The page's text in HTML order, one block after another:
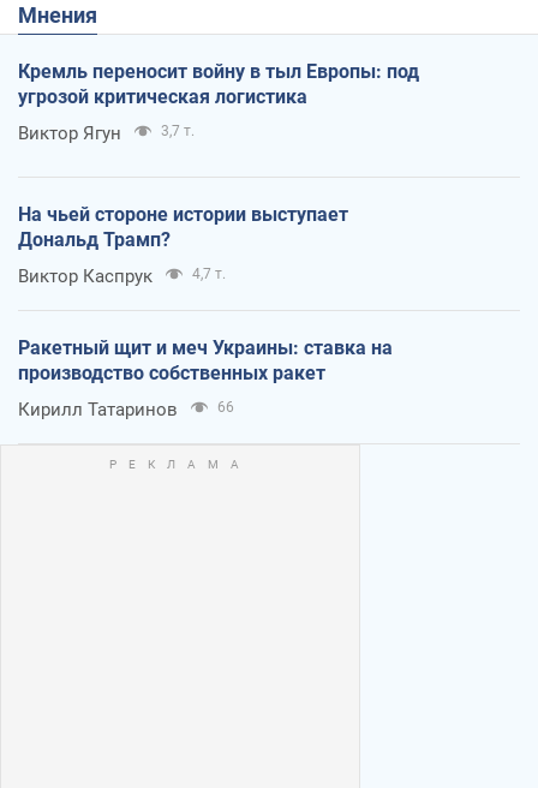
Мнения
Кремль переносит войну в тыл Европы: под
угрозой критическая логистика
Виктор Ягун 3,7 т.
На чьей стороне истории выступает
Дональд Трамп?
Виктор Каспрук 4,7 т.
Ракетный щит и меч Украины: ставка на
производство собственных ракет
Кирилл Татаринов 66